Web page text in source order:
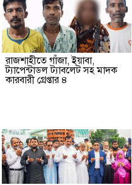
রাজশাহীতে গাঁজা, ইয়াবা,
ট্যাপেন্টাডল ট্যাবলেট সহ মাদক
কারবারী গ্রেপ্তার ৪